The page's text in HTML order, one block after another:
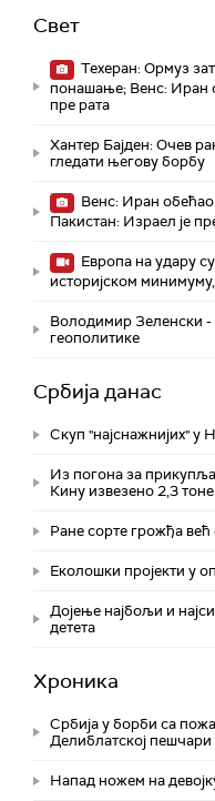
Свет
Техеран: Ормуз
понашање; Венс: Иран
пре рата
Хантер Бајден: Очев
гледати његову борбу
Венс: Иран
Пакистан: Израел је
Европа на удару
историјском
Володимир Зеленски
геополитике
Србија данас
Скуп "најснажнијих"
Из погона за
Кину извезено 2,3
Ране сорте грожђа
Eколошки пројекти у
Дојење најбољи и
детета
Хроника
Србија у борби са
Делиблатској пешчари
Напад ножем на